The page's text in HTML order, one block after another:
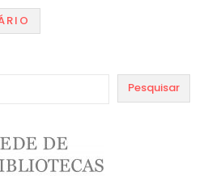
Pesquisar